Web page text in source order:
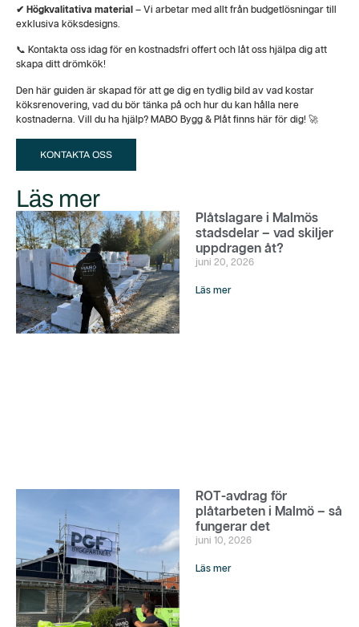
Läs mer
Plåtslagare i Malmös
stadsdelar – vad skiljer
uppdragen åt?
juni 20, 2026
Läs mer
ROT-avdrag för
plåtarbeten i Malmö – så
fungerar det
juni 10, 2026
Läs mer
✔ Högkvalitativa material – Vi arbetar med allt från budgetlösningar till
exklusiva köksdesigns.
📞 Kontakta oss idag för en kostnadsfri offert och låt oss hjälpa dig att
skapa ditt drömkök!
Den här guiden är skapad för att ge dig en tydlig bild av vad kostar
köksrenovering, vad du bör tänka på och hur du kan hålla nere
kostnaderna. Vill du ha hjälp? MABO Bygg & Plåt finns här för dig! 🚀
KONTAKTA OSS